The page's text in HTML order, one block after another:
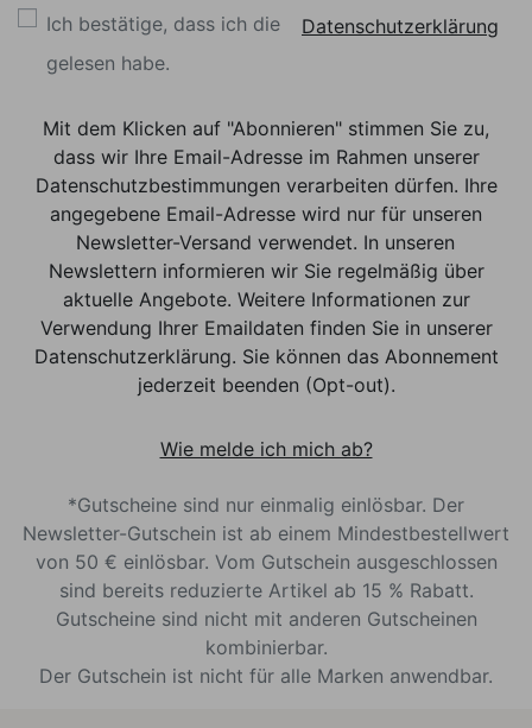
Ich bestätige, dass ich die
Datenschutzerklärung
gelesen habe.
Mit dem Klicken auf "Abonnieren" stimmen Sie zu,
dass wir Ihre Email-Adresse im Rahmen unserer
Datenschutzbestimmungen verarbeiten dürfen. Ihre
angegebene Email-Adresse wird nur für unseren
Newsletter-Versand verwendet. In unseren
Newslettern informieren wir Sie regelmäßig über
aktuelle Angebote. Weitere Informationen zur
Verwendung Ihrer Emaildaten finden Sie in unserer
Datenschutzerklärung. Sie können das Abonnement
jederzeit beenden (Opt-out).
Wie melde ich mich ab?
*Gutscheine sind nur einmalig einlösbar. Der
Newsletter-Gutschein ist ab einem Mindestbestellwert
von 50 € einlösbar. Vom Gutschein ausgeschlossen
sind bereits reduzierte Artikel ab 15 % Rabatt.
Gutscheine sind nicht mit anderen Gutscheinen
kombinierbar.
Der Gutschein ist nicht für alle Marken anwendbar.